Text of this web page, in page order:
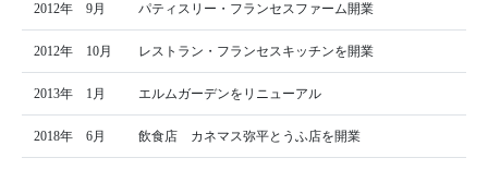
2012年 9月 パティスリー・フランセスファーム開業
2012年 10月 レストラン・フランセスキッチンを開業
2013年 1月 エルムガーデンをリニューアル
2018年 6月 飲食店 カネマス弥平とうふ店を開業